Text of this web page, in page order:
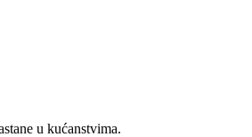
u kućanstvima.